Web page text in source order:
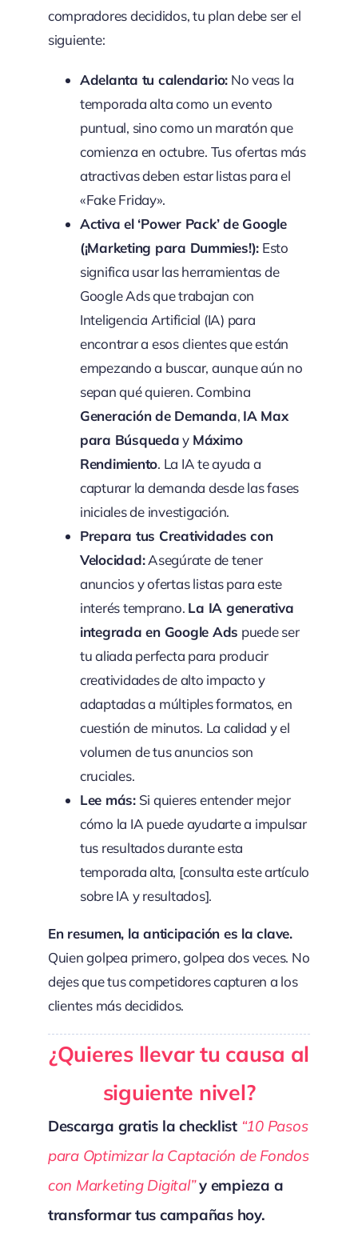
compradores decididos, tu plan debe ser el
siguiente:
Adelanta tu calendario: No veas la
temporada alta como un evento
puntual, sino como un maratón que
comienza en octubre. Tus ofertas más
atractivas deben estar listas para el
«Fake Friday».
Activa el ‘Power Pack’ de Google
(¡Marketing para Dummies!): Esto
significa usar las herramientas de
Google Ads que trabajan con
Inteligencia Artificial (IA) para
encontrar a esos clientes que están
empezando a buscar, aunque aún no
sepan qué quieren. Combina
Generación de Demanda, IA Max
para Búsqueday Máximo
Rendimiento. La IA te ayuda a
capturar la demanda desde las fases
iniciales de investigación.
Prepara tus Creatividades con
Velocidad:Asegúrate de tener
anuncios y ofertas listas para este
interés temprano. La IA generativa
integrada en Google Ads puede ser
tu aliada perfecta para producir
creatividades de alto impacto y
adaptadas a múltiples formatos, en
cuestión de minutos. La calidad y el
volumen de tus anuncios son
cruciales.
Lee más:Si quieres entender mejor
cómo la IA puede ayudarte a impulsar
tus resultados durante esta
temporada alta, [consulta este artículo
sobre IA y resultados].
En resumen, la anticipación es la clave.
Quien golpea primero, golpea dos veces. No
dejes que tus competidores capturen a los
clientes más decididos.
¿Quieres llevar tu causa al
siguiente nivel?
Descarga gratis la checklist “10 Pasos
para Optimizar la Captación de Fondos
con Marketing Digital”y empieza a
transformar tus campañas hoy.